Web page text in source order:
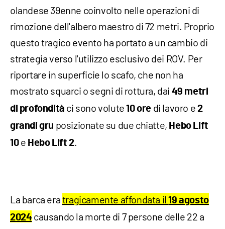
olandese 39enne coinvolto nelle operazioni di
rimozione dell'albero maestro di 72 metri. Proprio
questo tragico evento ha portato a un cambio di
strategia verso l'utilizzo esclusivo dei ROV. Per
riportare in superficie lo scafo, che non ha
mostrato squarci o segni di rottura, dai 49 metri
di profondità ci sono volute10 ore di lavoro e 2
grandi gru posizionate su due chiatte, Hebo Lift
10e Hebo Lift 2.
La barca eratragicamente affondata il19 agosto
2024causando la morte di 7 persone delle 22 a